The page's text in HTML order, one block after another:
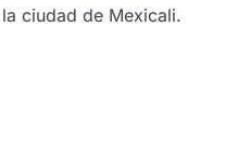
ciudad de Mexicali.